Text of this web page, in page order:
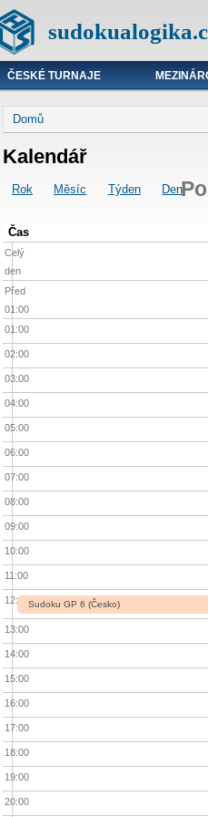
ČESKÉ TURNAJE
Domů
Kalendář
Rok Měsíc Týden Den
Čas
Celý
den
Před
01:00
01:00
02:00
03:00
04:00
05:00
06:00
07:00
08:00
09:00
10:00
11:00
12:00Sudoku GP 6 (Česko)
13:00
14:00
15:00
16:00
17:00
18:00
19:00
20:00